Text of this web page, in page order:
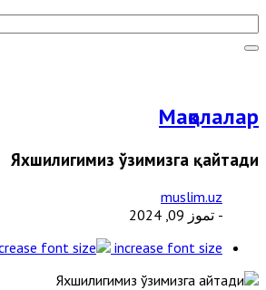
Мақолалар
Яхшилигимиз ўзимизга қайтади
muslim.uz
- تموز 09, 2024
increase font size